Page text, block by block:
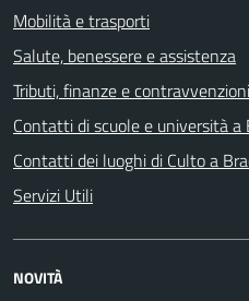
Mobilità e trasporti
Salute, benessere e assistenza
Tributi, finanze e contravvenzioni
Contatti di scuole e università a
Contatti dei luoghi di Culto a
Servizi Utili
NOVITÀ